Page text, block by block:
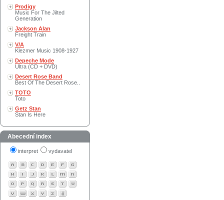
Prodigy
Music For The Jilted
Generation
Jackson Alan
Freight Train
V/A
Klezmer Music 1908-1927
Depeche Mode
Ultra (CD + DVD)
Desert Rose Band
Best Of The Desert Rose..
TOTO
Toto
Getz Stan
Stan Is Here
Abecední index
interpret vydavatel